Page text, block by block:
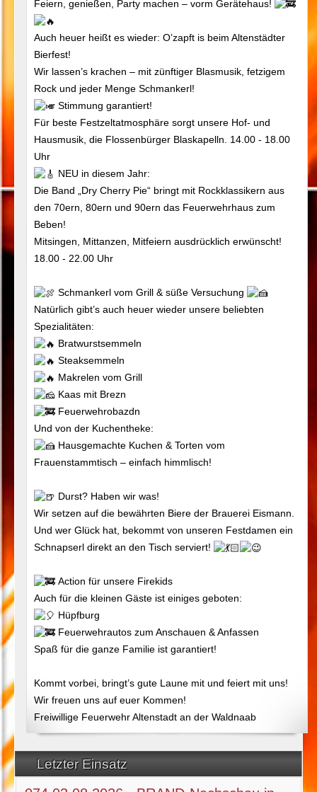
Letzter Einsatz
Feiern, genießen, Party machen – vorm Gerätehaus!
Auch heuer heißt es wieder: O’zapft is beim Altenstädter
Bierfest!
Wir lassen’s krachen – mit zünftiger Blasmusik, fetzigem
Rock und jeder Menge Schmankerl!
Stimmung garantiert!
Für beste Festzeltatmosphäre sorgt unsere Hof- und
Hausmusik, die Flossenbürger Blaskapelln. 14.00 - 18.00
Uhr
NEU in diesem Jahr:
Die Band „Dry Cherry Pie“ bringt mit Rockklassikern aus
den 70ern, 80ern und 90ern das Feuerwehrhaus zum
Beben!
Mitsingen, Mittanzen, Mitfeiern ausdrücklich erwünscht!
18.00 - 22.00 Uhr
Schmankerl vom Grill & süße Versuchung
Natürlich gibt’s auch heuer wieder unsere beliebten
Spezialitäten:
Bratwurstsemmeln
Steaksemmeln
Makrelen vom Grill
Kaas mit Brezn
Feuerwehrobazdn
Und von der Kuchentheke:
Hausgemachte Kuchen & Torten vom
Frauenstammtisch – einfach himmlisch!
Durst? Haben wir was!
Wir setzen auf die bewährten Biere der Brauerei Eismann.
Und wer Glück hat, bekommt von unseren Festdamen ein
Schnapserl direkt an den Tisch serviert!
Action für unsere Firekids
Auch für die kleinen Gäste ist einiges geboten:
Hüpfburg
Feuerwehrautos zum Anschauen & Anfassen
Spaß für die ganze Familie ist garantiert!
Kommt vorbei, bringt’s gute Laune mit und feiert mit uns!
Wir freuen uns auf euer Kommen!
Freiwillige Feuerwehr Altenstadt an der Waldnaab